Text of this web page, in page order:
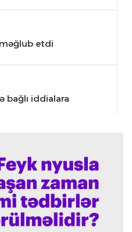
etdi
bağlı iddialara
rədd etdi
iki cavabsız qolla